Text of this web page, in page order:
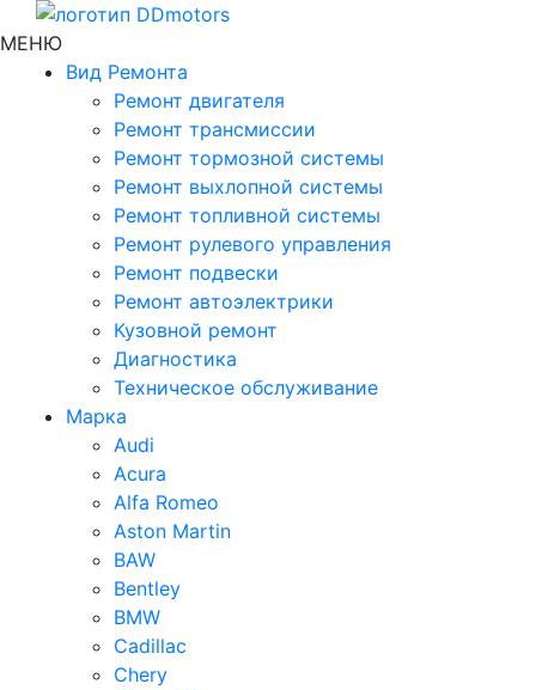
МЕНЮ
Вид Ремонта
Ремонт двигателя
Ремонт трансмиссии
Ремонт тормозной системы
Ремонт выхлопной системы
Ремонт топливной системы
Ремонт рулевого управления
Ремонт подвески
Ремонт автоэлектрики
Кузовной ремонт
Диагностика
Техническое обслуживание
Марка
Audi
Acura
Alfa Romeo
Aston Martin
BAW
Bentley
BMW
Cadillac
Chery